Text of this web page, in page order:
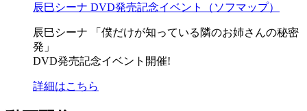
辰巳シーナ DVD発売記念イベント（ソフマップ）
辰巳シーナ
「僕だけが知っている隣のお姉さんの秘密
発」
DVD発売記念イベント開催!
詳細はこちら